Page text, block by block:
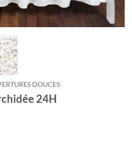
DOUCES
24H